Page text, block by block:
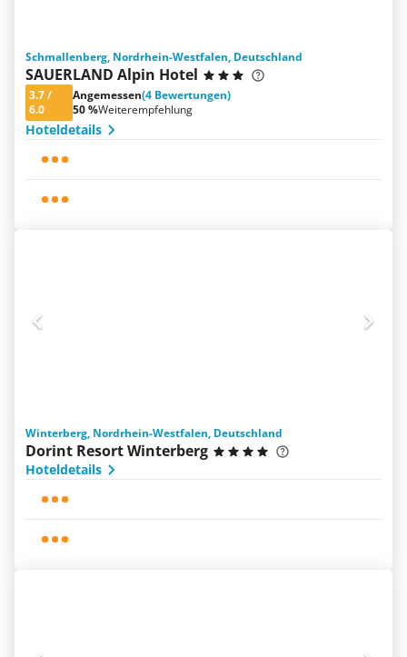
Schmallenberg, Nordrhein-Westfalen, Deutschland
SAUERLAND Alpin Hotel
3.7/
6.0
Angemessen(4 Bewertungen)
50 %Weiterempfehlung
Hoteldetails
Winterberg, Nordrhein-Westfalen, Deutschland
Dorint Resort Winterberg
Hoteldetails